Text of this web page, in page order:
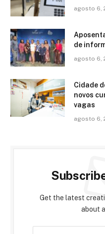
agosto 6,
de
agosto 6,
Cidade
novos
vagas
agosto 6,
Get the latest
about